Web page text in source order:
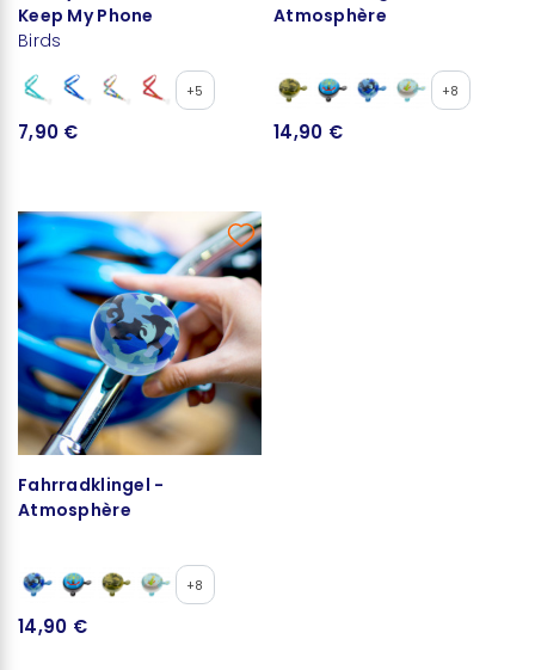
Keep My Phone
Birds
+5
7,90 €
Atmosphère
+8
14,90 €
Fahrradklingel -
Atmosphère
+8
14,90 €